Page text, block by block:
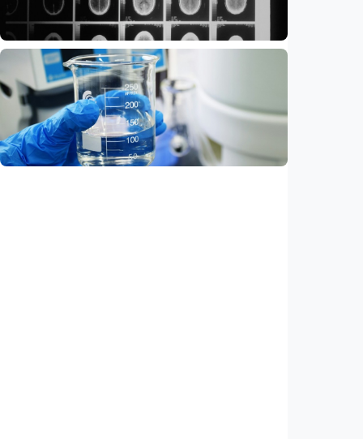
Indonesia 08 Aug 2026
Ilmuwan kembangkan nanopartikel yang
membantu ahli bedah melacak dan
membunuh kanker otak mematikan
Indonesia• 07 Aug 2026